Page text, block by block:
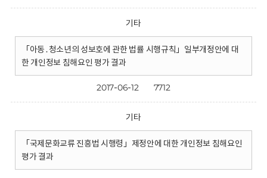
기타
「아동․청소년의 성보호에 관한 법률 시행규칙」일부개정안에 대
한 개인정보 침해요인 평가 결과
2017-06-12 7712
기타
「국제문화교류 진흥법 시행령」제정안에 대한 개인정보 침해요인
평가 결과